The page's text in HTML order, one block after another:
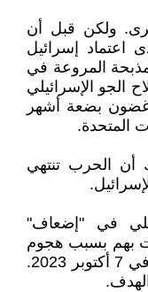
ولكن قبل أن
اعتماد إسرائيل
المروعة في
الإسرائيلي
غضون بضعة أشهر
المتحدة.
أن الحرب تنتهي
في "إضعاف"
بهم بسبب هجوم
حماس المفاجئ على جنوب إسرائيل في 7 أكتوبر 2023.